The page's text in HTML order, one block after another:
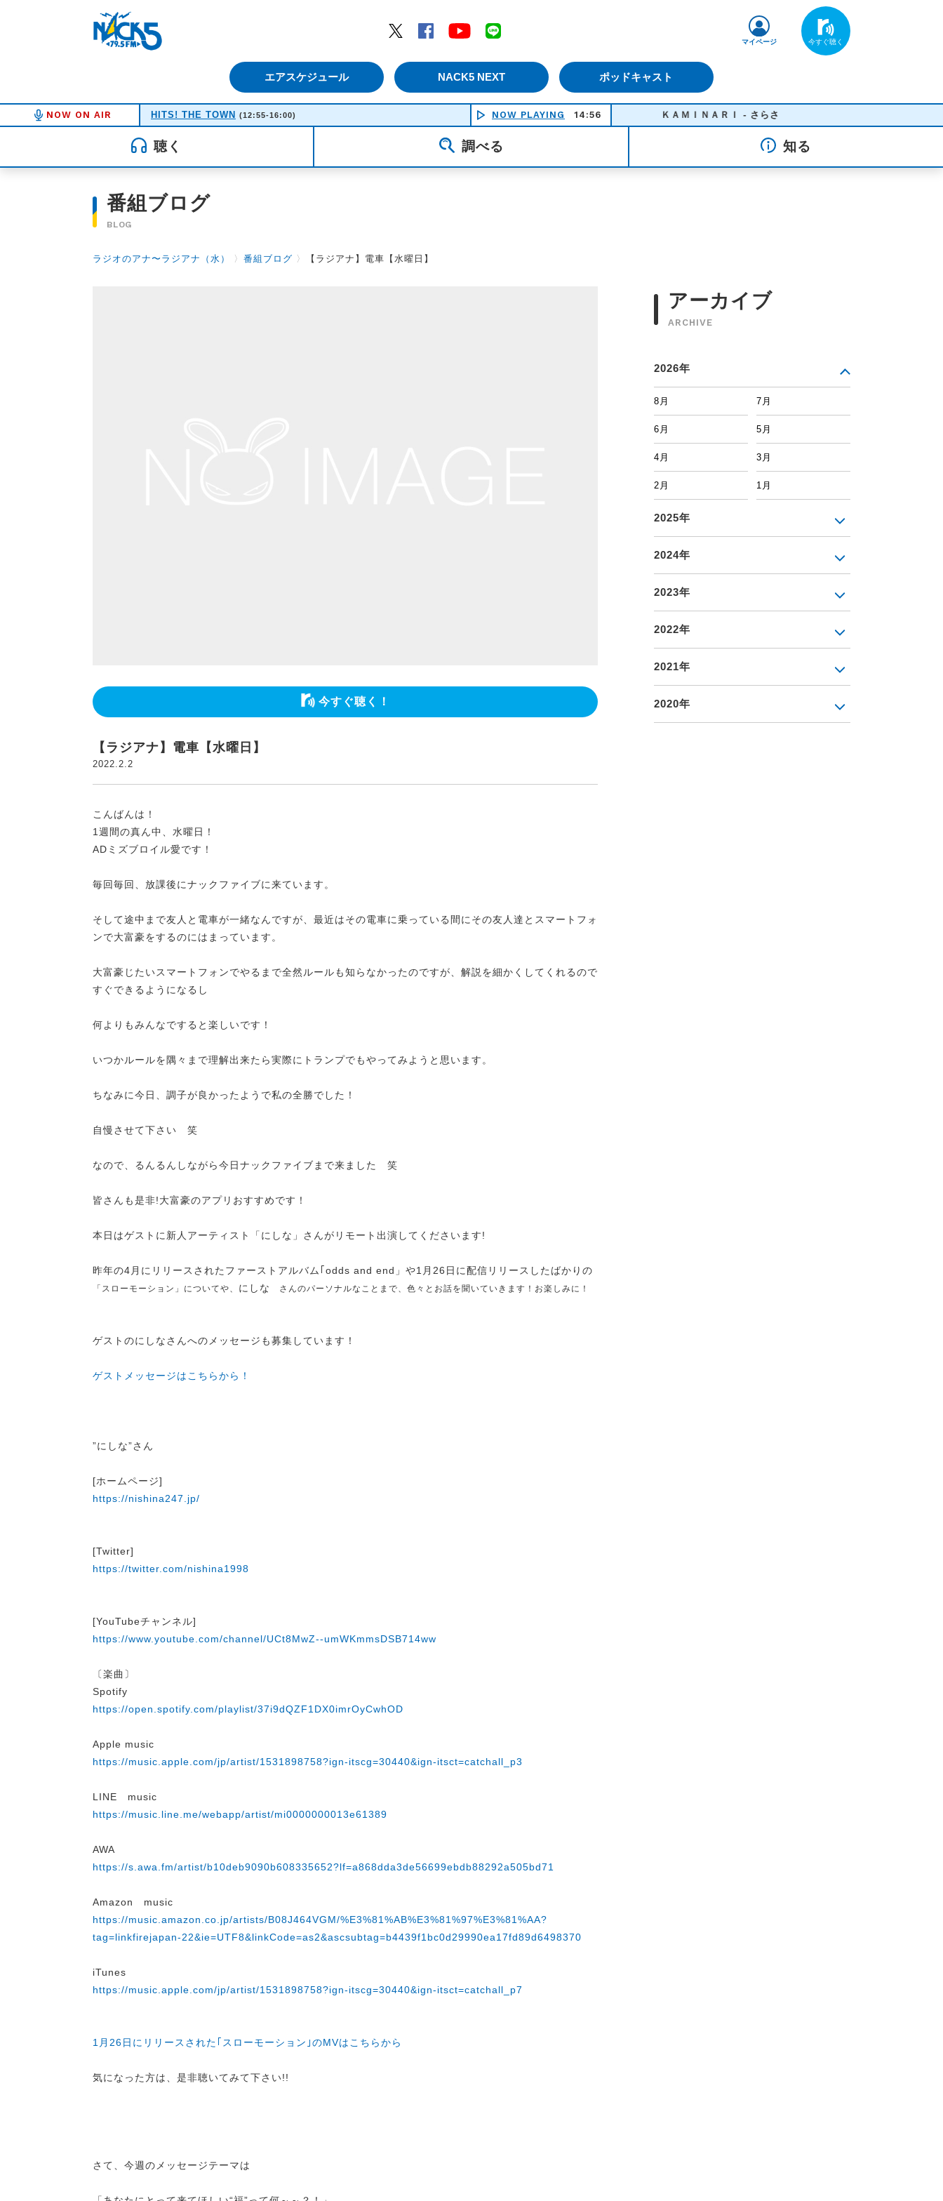
Twitter
Facebook YouTube
エアスケジュール NACK5 NEXT ポッドキャスト
マイページ
NOW ON AIR HITS! THE TOWN (12:55-16:00) NOW PLAYING 14:56 ＫＡＭＩＮＡＲＩ - さらさ
聴く 調べる 知る
番組ブログ
BLOG
ラジオのアナ〜ラジアナ（水） 〉 番組ブログ 〉 【ラジアナ】電車【水曜日】
今すぐ聴く！
【ラジアナ】電車【水曜日】
2022.2.2
こんばんは！
1週間の真ん中、水曜日！
ADミズブロイル愛です！
毎回毎回、放課後にナックファイブに来ています。
そして途中まで友人と電車が一緒なんですが、最近はその電車に乗っている間にその友人達とスマートフォ
ンで大富豪をするのにはまっています。
大富豪じたいスマートフォンでやるまで全然ルールも知らなかったのですが、解説を細かくしてくれるので
すぐできるようになるし
何よりもみんなですると楽しいです！
いつかルールを隅々まで理解出来たら実際にトランプでもやってみようと思います。
ちなみに今日、調子が良かったようで私の全勝でした！
自慢させて下さい 笑
なので、るんるんしながら今日ナックファイブまで来ました 笑
皆さんも是非!大富豪のアプリおすすめです！
本日はゲストに新人アーティスト「 にしな 」さんがリモート出演してくださいます!
昨年の4月にリリースされたファーストアルバム｢odds and end」や1月26日に配信リリースしたばかりの
「スローモーション」についてや、 にしな さんのパーソナルなことまで、色々とお話を聞いていきます！お楽しみに！
ゲストのにしなさんへのメッセージも募集しています！
ゲストメッセージはこちらから！
”にしな”さん
[ホームページ]
https://nishina247.jp/
[Twitter]
https://twitter.com/nishina1998
[YouTubeチャンネル]
https://www.youtube.com/channel/UCt8MwZ--umWKmmsDSB714ww
〔楽曲〕
Spotify
https://open.spotify.com/playlist/37i9dQZF1DX0imrOyCwhOD
Apple music
https://music.apple.com/jp/artist/1531898758?ign-itscg=30440&ign-itsct=catchall_p3
LINE music
https://music.line.me/webapp/artist/mi0000000013e61389
AWA
https://s.awa.fm/artist/b10deb9090b608335652?lf=a868dda3de56699ebdb88292a505bd71
Amazon music
https://music.amazon.co.jp/artists/B08J464VGM/%E3%81%AB%E3%81%97%E3%81%AA?
tag=linkfirejapan-22&ie=UTF8&linkCode=as2&ascsubtag=b4439f1bc0d29990ea17fd89d6498370
iTunes
https://music.apple.com/jp/artist/1531898758?ign-itscg=30440&ign-itsct=catchall_p7
1月26日にリリースされた｢スローモーション｣のMVはこちらから
気になった方は、是非聴いてみて下さい!!
さて、今週のメッセージテーマは
アーカイブ
ARCHIVE
2026年
8月 7月
6月 5月
4月 3月
2月 1月
2025年
2024年
2023年
2022年
2021年
2020年